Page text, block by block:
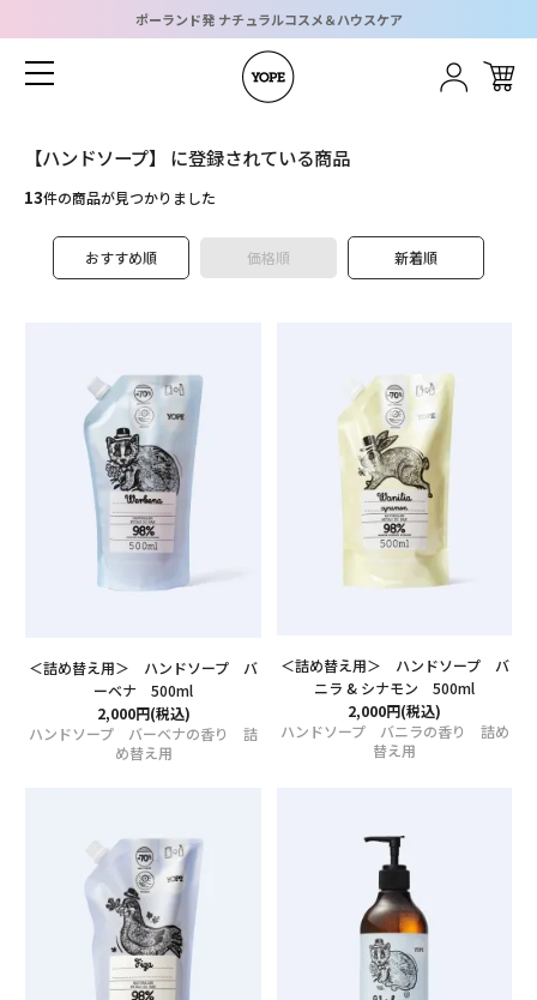
ポーランド発 ナチュラルコスメ＆ハウスケア
CATEGORY すべてのアイテムを見る
Home Kids
Gift SDGs
WOOD Hair
ニュース
店舗情報
【ハンドソープ】 に登録されている商品
13件の商品が見つかりました
おすすめ順 価格順 新着順
＜詰め替え用＞ ハンドソープ バ
ーベナ 500ml
2,000円(税込)
ハンドソープ バーベナの香り 詰
め替え用
＜詰め替え用＞ ハンドソープ バ
ニラ & シナモン 500ml
2,000円(税込)
ハンドソープ バニラの香り 詰め
替え用
ホーム
グループメニュー
ショッピングガイド